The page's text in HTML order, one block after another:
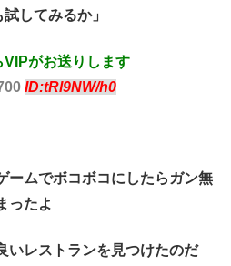
してみるか」
VIPがお送りします
ID:tRl9NW/h0
ームでボコボコにしたらガン無
ったよ
いレストランを見つけたのだ